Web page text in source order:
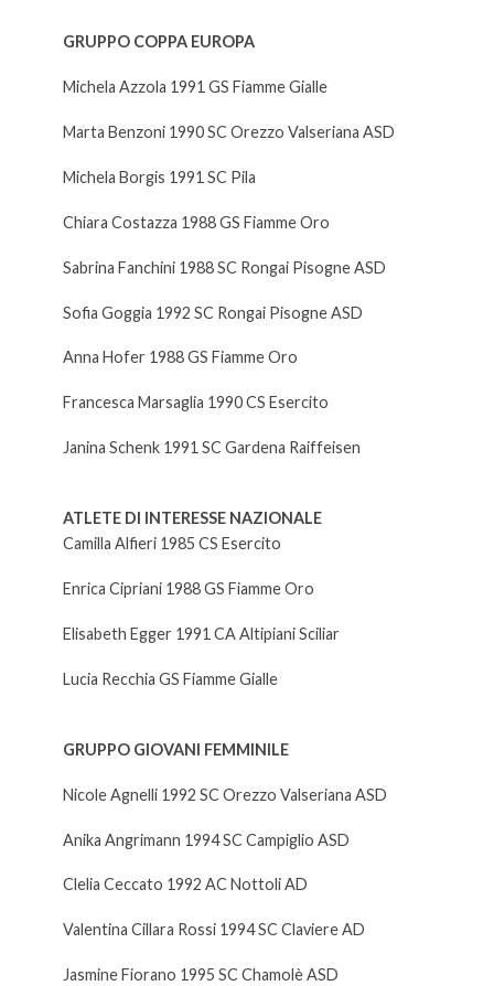
GRUPPO COPPA EUROPA
Michela Azzola 1991 GS Fiamme Gialle
Marta Benzoni 1990 SC Orezzo Valseriana ASD
Michela Borgis 1991 SC Pila
Chiara Costazza 1988 GS Fiamme Oro
Sabrina Fanchini 1988 SC Rongai Pisogne ASD
Sofia Goggia 1992 SC Rongai Pisogne ASD
Anna Hofer 1988 GS Fiamme Oro
Francesca Marsaglia 1990 CS Esercito
Janina Schenk 1991 SC Gardena Raiffeisen
ATLETE DI INTERESSE NAZIONALE
Camilla Alfieri 1985 CS Esercito
Enrica Cipriani 1988 GS Fiamme Oro
Elisabeth Egger 1991 CA Altipiani Sciliar
Lucia Recchia GS Fiamme Gialle
GRUPPO GIOVANI FEMMINILE
Nicole Agnelli 1992 SC Orezzo Valseriana ASD
Anika Angrimann 1994 SC Campiglio ASD
Clelia Ceccato 1992 AC Nottoli AD
Valentina Cillara Rossi 1994 SC Claviere AD
Jasmine Fiorano 1995 SC Chamolè ASD